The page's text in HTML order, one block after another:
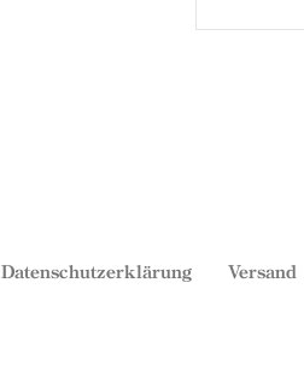
Datenschutzerklärung Versand